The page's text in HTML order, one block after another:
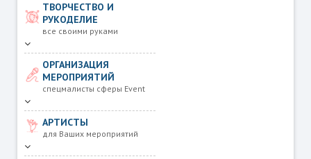
ТВОРЧЕСТВО И
РУКОДЕЛИЕ
все своими руками
ОРГАНИЗАЦИЯ
МЕРОПРИЯТИЙ
спецмалисты сферы Event
АРТИСТЫ
для Ваших мероприятий